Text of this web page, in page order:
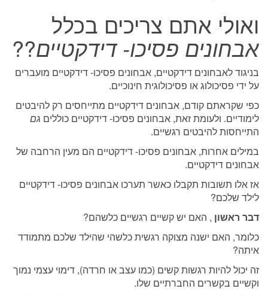
ואולי אתם צריכים בכלל
אבחונים פסיכו- דידקטיים??
בניגוד לאבחונים דידקטיים, אבחונים פסיכו- דידקטיים מועברים
על ידי פסיכולוג או פסיכולוגית חינוכיים.
כפי שקראתם קודם, אבחונים דידקטיים מתייחסים רק להיבטים
לימודיים. ולעומת זאת, אבחונים פסיכו- דידקטיים כוללים גם
התייחסות להיבטים רגשיים.
במילים אחרות, אבחונים פסיכו- דידקטיים הם מעין הרחבה של
אבחונים דידקטיים.
אז אלו תשובות תקבלו כאשר תערכו אבחונים פסיכו- דידקטיים
לילד שלכם?
דבר ראשון , האם יש קשיים רגשיים כלשהם?
כלומר, האם ישנה מצוקה רגשית כלשהי שהילד שלכם מתמודד
איתה?
זה יכול להיות רגשות קשים (כמו עצב או חרדה), דימוי עצמי נמוך
וקשיים בקשרים החברתיים שלו.